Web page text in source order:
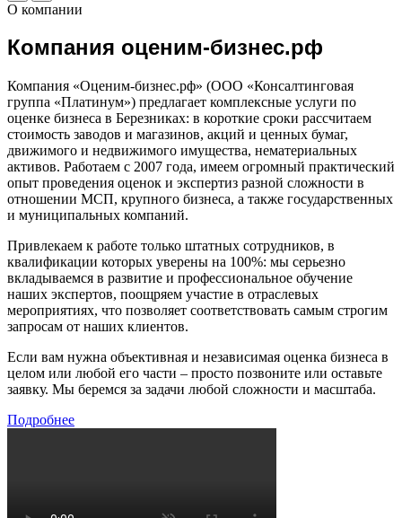
О компании
Компания оценим-бизнес.рф
Компания «Оценим-бизнес.рф» (ООО «Консалтинговая
группа «Платинум») предлагает комплексные услуги по
оценке бизнеса в Березниках: в короткие сроки рассчитаем
стоимость заводов и магазинов, акций и ценных бумаг,
движимого и недвижимого имущества, нематериальных
активов. Работаем с 2007 года, имеем огромный практический
опыт проведения оценок и экспертиз разной сложности в
отношении МСП, крупного бизнеса, а также государственных
и муниципальных компаний.
Привлекаем к работе только штатных сотрудников, в
квалификации которых уверены на 100%: мы серьезно
вкладываемся в развитие и профессиональное обучение
наших экспертов, поощряем участие в отраслевых
мероприятиях, что позволяет соответствовать самым строгим
запросам от наших клиентов.
Если вам нужна объективная и независимая оценка бизнеса в
целом или любой его части – просто позвоните или оставьте
заявку. Мы беремся за задачи любой сложности и масштаба.
Подробнее
Дзержинский
Дмитров
Домодедово
Донецк
Дубна
Дюртюли
Евпатория
Егорьевск
Ейск
Екатеринбург
Елабуга
Елец
Енисейск
Ессентуки
Железногорск
Жуковский